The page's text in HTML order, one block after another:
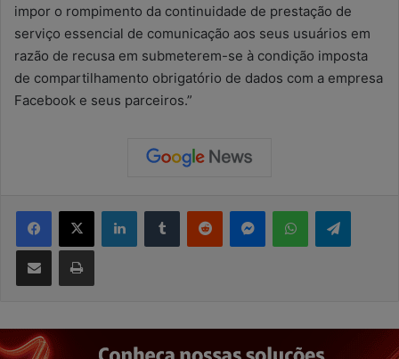
impor o rompimento da continuidade de prestação de
serviço essencial de comunicação aos seus usuários em
razão de recusa em submeterem-se à condição imposta
de compartilhamento obrigatório de dados com a empresa
Facebook e seus parceiros.”